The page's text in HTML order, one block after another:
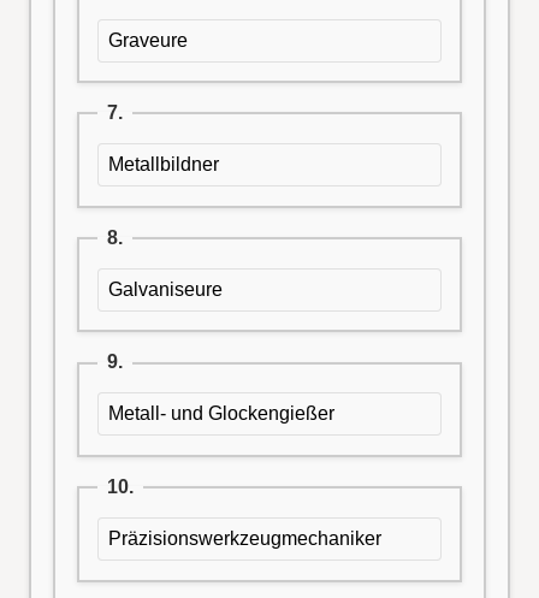
Graveure
7.
Metallbildner
8.
Galvaniseure
9.
Metall- und Glockengießer
10.
Präzisionswerkzeugmechaniker